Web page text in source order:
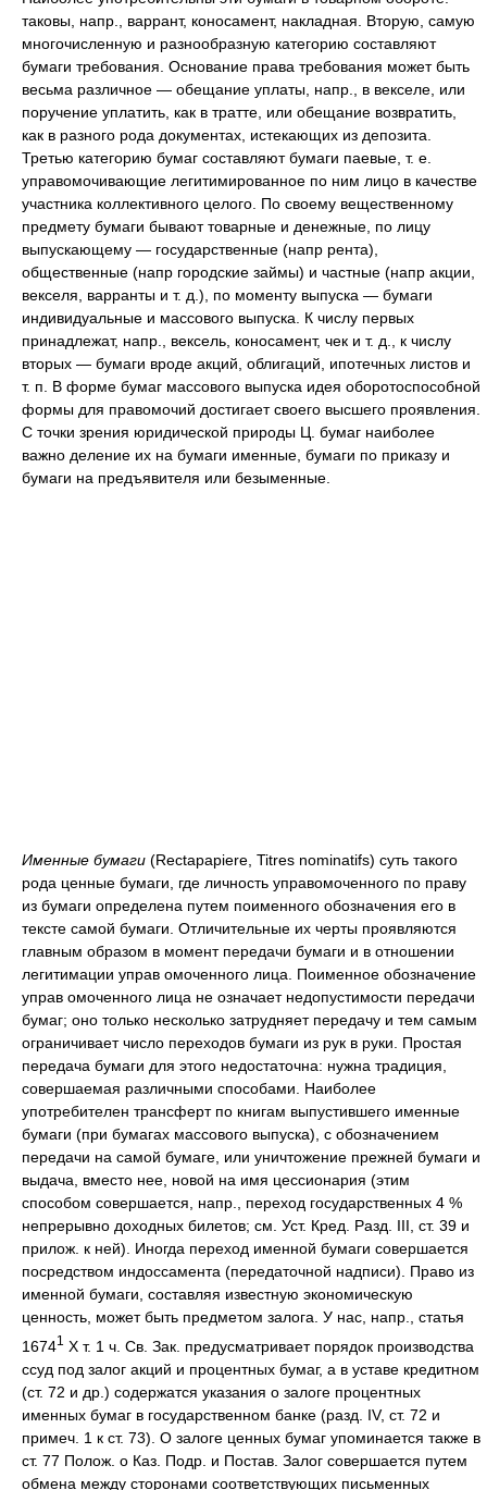
таковы, напр., варрант, коносамент, накладная. Вторую, самую
многочисленную и разнообразную категорию составляют
бумаги требования. Основание права требования может быть
весьма различное — обещание уплаты, напр., в векселе, или
поручение уплатить, как в тратте, или обещание возвратить,
как в разного рода документах, истекающих из депозита.
Третью категорию бумаг составляют бумаги паевые, т. е.
управомочивающие легитимированное по ним лицо в качестве
участника коллективного целого. По своему вещественному
предмету бумаги бывают товарные и денежные, по лицу
выпускающему — государственные (напр рента),
общественные (напр городские займы) и частные (напр акции,
векселя, варранты и т. д.), по моменту выпуска — бумаги
индивидуальные и массового выпуска. К числу первых
принадлежат, напр., вексель, коносамент, чек и т. д., к числу
вторых — бумаги вроде акций, облигаций, ипотечных листов и
т. п. В форме бумаг массового выпуска идея оборотоспособной
формы для правомочий достигает своего высшего проявления.
С точки зрения юридической природы Ц. бумаг наиболее
важно деление их на бумаги именные, бумаги по приказу и
бумаги на предъявителя или безыменные.
Именные бумаги (Rectapapiere, Titres nominatifs) суть такого
рода ценные бумаги, где личность управомоченного по праву
из бумаги определена путем поименного обозначения его в
тексте самой бумаги. Отличительные их черты проявляются
главным образом в момент передачи бумаги и в отношении
легитимации управ омоченного лица. Поименное обозначение
управ омоченного лица не означает недопустимости передачи
бумаг; оно только несколько затрудняет передачу и тем самым
ограничивает число переходов бумаги из рук в руки. Простая
передача бумаги для этого недостаточна: нужна традиция,
совершаемая различными способами. Наиболее
употребителен трансферт по книгам выпустившего именные
бумаги (при бумагах массового выпуска), с обозначением
передачи на самой бумаге, или уничтожение прежней бумаги и
выдача, вместо нее, новой на имя цессионария (этим
способом совершается, напр., переход государственных 4 %
непрерывно доходных билетов; см. Уст. Кред. Разд. III, ст. 39 и
прилож. к ней). Иногда переход именной бумаги совершается
посредством индоссамента (передаточной надписи). Право из
именной бумаги, составляя известную экономическую
ценность, может быть предметом залога. У нас, напр., статья
16741 Х т. 1 ч. Св. Зак. предусматривает порядок производства
ссуд под залог акций и процентных бумаг, а в уставе кредитном
(ст. 72 и др.) содержатся указания о залоге процентных
именных бумаг в государственном банке (разд. IV, ст. 72 и
примеч. 1 к ст. 73). О залоге ценных бумаг упоминается также в
ст. 77 Полож. о Каз. Подр. и Постав. Залог совершается путем
обмена между сторонами соответствующих письменных